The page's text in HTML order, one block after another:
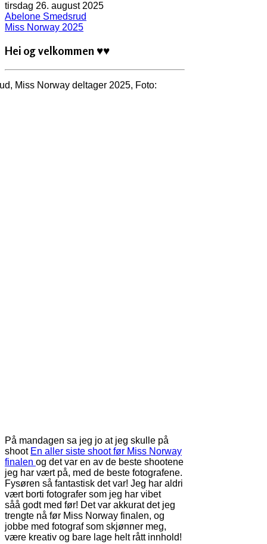
tirsdag 26. august 2025
Abelone Smedsrud
Miss Norway 2025
Hei og velkommen ♥♥
På mandagen sa jeg jo at jeg skulle på
shoot En aller siste shoot før Miss Norway
finalen og det var en av de beste shootene
jeg har vært på, med de beste fotografene.
Fysøren så fantastisk det var! Jeg har aldri
vært borti fotografer som jeg har vibet
såå godt med før! Det var akkurat det jeg
trengte nå før Miss Norway finalen, og
jobbe med fotograf som skjønner meg,
være kreativ og bare lage helt rått innhold!